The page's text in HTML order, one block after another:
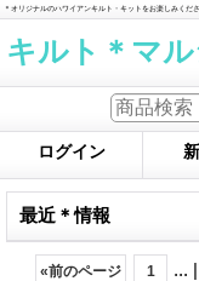
＊オリジナルのハワイアンキルト・キットをお楽しみくださ
キルト＊マ
ログイン
最近＊情報
«前のページ 1 ... |